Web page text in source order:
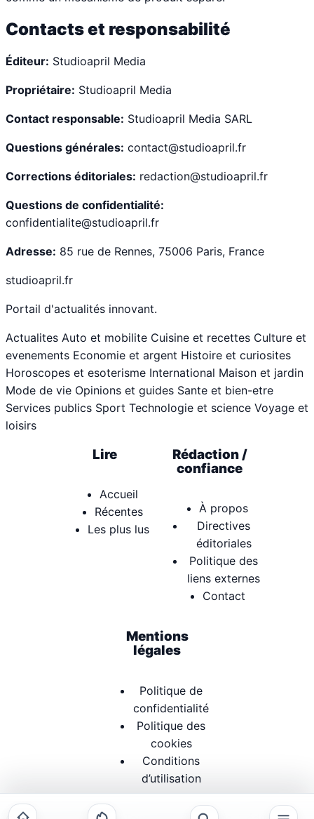
Contacts et responsabilité
Éditeur: Studioapril Media
Propriétaire: Studioapril Media
Contact responsable: Studioapril Media SARL
Questions générales: contact@studioapril.fr
Corrections éditoriales: redaction@studioapril.fr
Questions de confidentialité:
confidentialite@studioapril.fr
Adresse: 85 rue de Rennes, 75006 Paris, France
studioapril.fr
Portail d'actualités innovant.
Actualites Auto et mobilite Cuisine et recettes Culture et
evenements Economie et argent Histoire et curiosites
Horoscopes et esoterisme International Maison et jardin
Mode de vie Opinions et guides Sante et bien-etre
Services publics Sport Technologie et science Voyage et
loisirs
Lire
Accueil
Récentes
Les plus lus
Rédaction /
confiance
À propos
Directives
éditoriales
Politique des
liens externes
Contact
Mentions
légales
Politique de
confidentialité
Politique des
cookies
Conditions
d’utilisation